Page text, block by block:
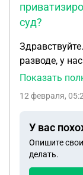
суд?
разводе, у
оба
в
была
рождения
участвовали
Показать
12 февраля,
У вас
Опишите
делать.